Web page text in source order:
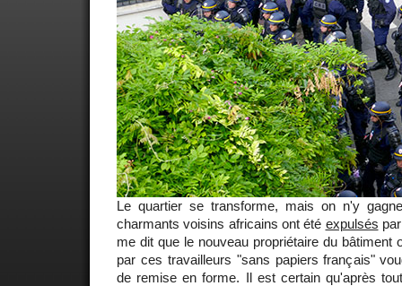
Le quartier se transforme, mais on n'y
charmants voisins africains ont été expulsés
me dit que le nouveau propriétaire du bâtiment
par ces travailleurs "sans papiers français"
de remise en forme. Il est certain qu'après